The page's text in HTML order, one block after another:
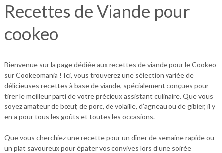
Recettes de Viande pour
cookeo
Bienvenue sur la page dédiée aux recettes de viande pour le Cookeo
sur Cookeomania ! Ici, vous trouverez une sélection variée de
délicieuses recettes à base de viande, spécialement conçues pour
tirer le meilleur parti de votre précieux assistant culinaire. Que vous
soyez amateur de bœuf, de porc, de volaille, d’agneau ou de gibier, il y
en a pour tous les goûts et toutes les occasions.
Que vous cherchiez une recette pour un dîner de semaine rapide ou
un plat savoureux pour épater vos convives lors d’une soirée